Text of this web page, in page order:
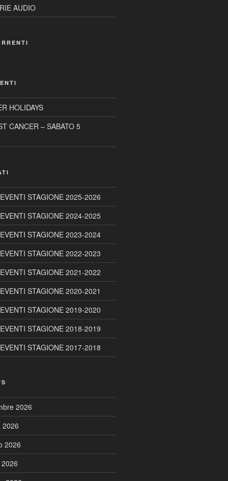
AUDIO
HOLIDAYS
CANCER – SABATO 5
STAGIONE 2025-2026
STAGIONE 2024-2025
STAGIONE 2023-2024
STAGIONE 2022-2023
STAGIONE 2021-2022
STAGIONE 2020-2021
STAGIONE 2019-2020
STAGIONE 2018-2019
STAGIONE 2017-2018
2026
2026
2026